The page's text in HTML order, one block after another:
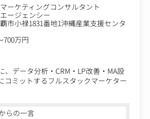
ーケティングコンサルタント
ージェンシー
市小禄1831番地1沖縄産業支援センタ
700万円
、データ分析・CRM・LP改善・MA設
コミットするフルスタックマーケター
から取引に入るケースが大半です。そ
らの一言